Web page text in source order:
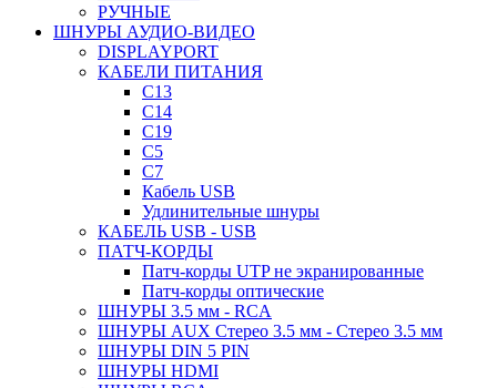
РУЧНЫЕ
ШНУРЫ АУДИО-ВИДЕО
DISPLAYPORT
КАБЕЛИ ПИТАНИЯ
C13
C14
C19
C5
C7
Кабель USB
Удлинительные шнуры
КАБЕЛЬ USB - USB
ПАТЧ-КОРДЫ
Патч-корды UTP не экранированные
Патч-корды оптические
ШНУРЫ 3.5 мм - RCA
ШНУРЫ AUX Стерео 3.5 мм - Стерео 3.5 мм
ШНУРЫ DIN 5 PIN
ШНУРЫ HDMI